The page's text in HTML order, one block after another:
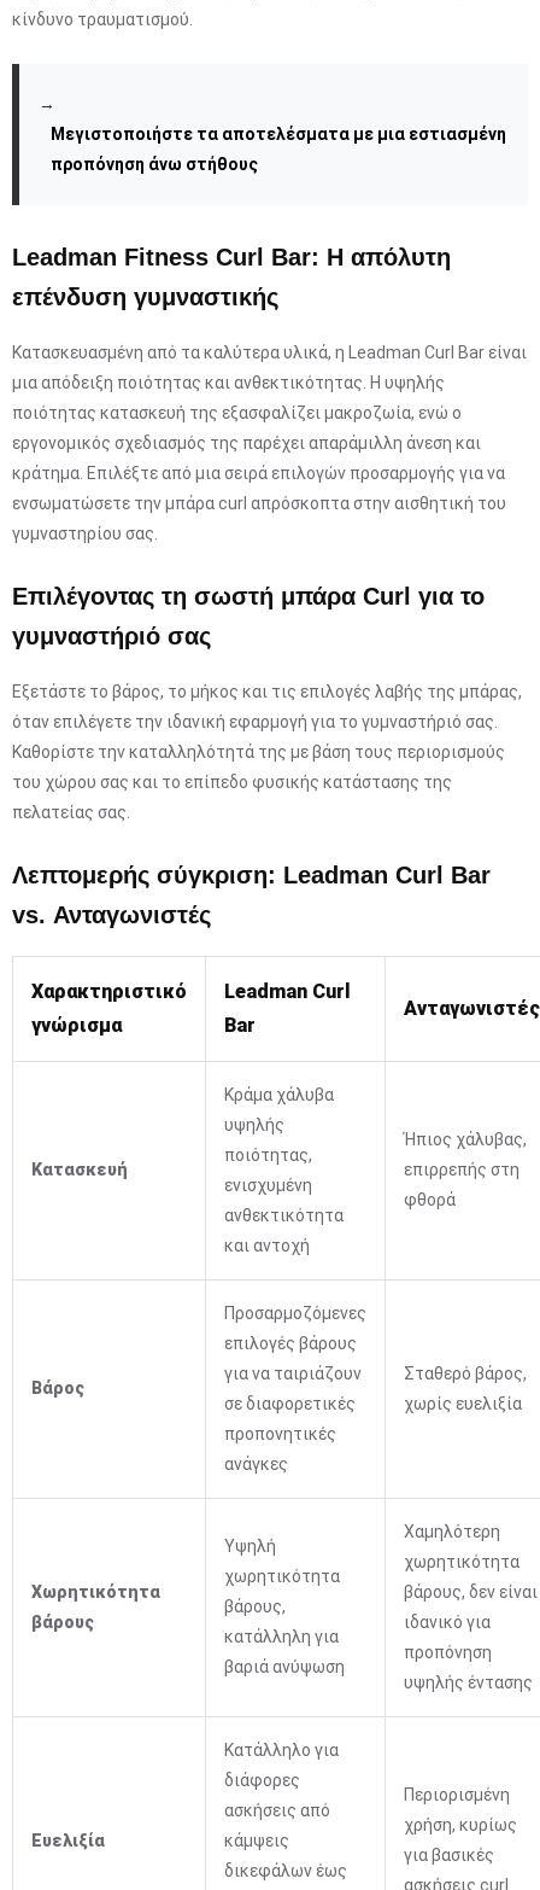
κίνδυνο τραυματισμού.
→
Μεγιστοποιήστε τα αποτελέσματα με μια εστιασμένη
προπόνηση άνω στήθους
Leadman Fitness Curl Bar: Η απόλυτη
επένδυση γυμναστικής
Κατασκευασμένη από τα καλύτερα υλικά, η Leadman Curl Bar είναι
μια απόδειξη ποιότητας και ανθεκτικότητας. Η υψηλής
ποιότητας κατασκευή της εξασφαλίζει μακροζωία, ενώ ο
εργονομικός σχεδιασμός της παρέχει απαράμιλλη άνεση και
κράτημα. Επιλέξτε από μια σειρά επιλογών προσαρμογής για να
ενσωματώσετε την μπάρα curl απρόσκοπτα στην αισθητική του
γυμναστηρίου σας.
Επιλέγοντας τη σωστή μπάρα Curl για το
γυμναστήριό σας
Εξετάστε το βάρος, το μήκος και τις επιλογές λαβής της μπάρας,
όταν επιλέγετε την ιδανική εφαρμογή για το γυμναστήριό σας.
Καθορίστε την καταλληλότητά της με βάση τους περιορισμούς
του χώρου σας και το επίπεδο φυσικής κατάστασης της
πελατείας σας.
Λεπτομερής σύγκριση: Leadman Curl Bar
vs. Ανταγωνιστές
Χαρακτηριστικό
γνώρισμα
Leadman Curl
Bar
Ανταγωνιστές
Κατασκευή
Κράμα χάλυβα
υψηλής
ποιότητας,
ενισχυμένη
ανθεκτικότητα
και αντοχή
Ήπιος χάλυβας,
επιρρεπής στη
φθορά
Βάρος
Προσαρμοζόμενες
επιλογές βάρους
για να ταιριάζουν
σε διαφορετικές
προπονητικές
ανάγκες
Σταθερό βάρος,
χωρίς ευελιξία
Χωρητικότητα
βάρους
Υψηλή
χωρητικότητα
βάρους,
κατάλληλη για
βαριά ανύψωση
Χαμηλότερη
χωρητικότητα
βάρους, δεν είναι
ιδανικό για
προπόνηση
υψηλής έντασης
Ευελιξία
Κατάλληλο για
διάφορες
ασκήσεις από
κάμψεις
δικεφάλων έως
Περιορισμένη
χρήση, κυρίως
για βασικές
ασκήσεις curl